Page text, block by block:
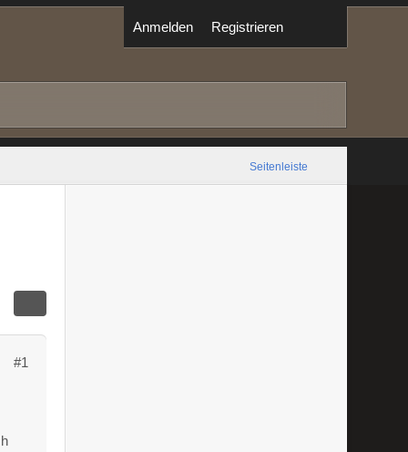
Anmelden Registrieren
Seitenleiste
#1